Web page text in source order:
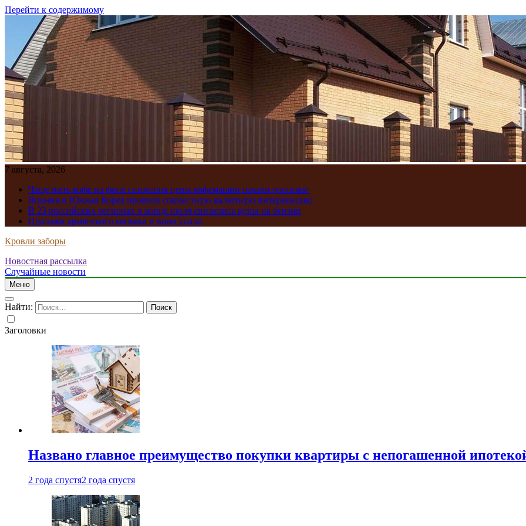
Перейти к содержимому
7 августа, 2026
Чаще пить кофе на фоне снижения цены кофемашин начали россияне
Япония и Южная Корея провели совместную валютную интервенцию
В 23 российских регионах в конце июля снизились цены на бензин
Продажи армянского коньяка и вина упали
Кровли заборы
Новостная рассылка
Случайные новости
Меню
Найти:
Заголовки
Названо главное преимущество покупки квартиры с непогашенной
2 года спустя2 года спустя